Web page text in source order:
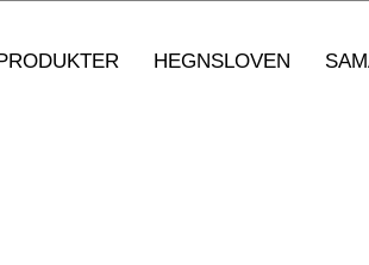
HEGNSLOVEN